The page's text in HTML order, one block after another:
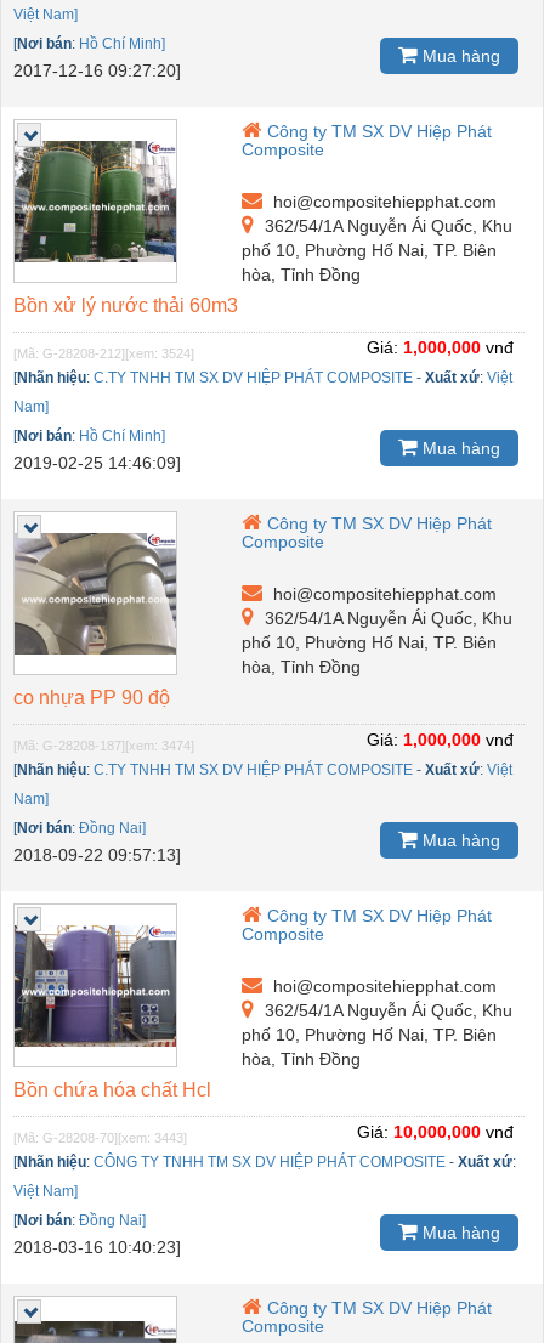
Việt Nam]
[Nơi bán: Hồ Chí Minh]
2017-12-16 09:27:20]
Mua hàng
Công ty TM SX DV Hiệp Phát
Composite
hoi@compositehiepphat.com
362/54/1A Nguyễn Ái Quốc, Khu
phố 10, Phường Hố Nai, TP. Biên
hòa, Tỉnh Đồng
Bồn xử lý nước thải 60m3
[Mã: G-28208-212] [xem: 3524]
[Nhãn hiệu: C.TY TNHH TM SX DV HIỆP PHÁT COMPOSITE - Xuất xứ: Việt
Nam]
[Nơi bán: Hồ Chí Minh]
2019-02-25 14:46:09]
Giá: 1,000,000 vnđ
Mua hàng
Công ty TM SX DV Hiệp Phát
Composite
hoi@compositehiepphat.com
362/54/1A Nguyễn Ái Quốc, Khu
phố 10, Phường Hố Nai, TP. Biên
hòa, Tỉnh Đồng
co nhựa PP 90 độ
[Mã: G-28208-187] [xem: 3474]
[Nhãn hiệu: C.TY TNHH TM SX DV HIỆP PHÁT COMPOSITE - Xuất xứ: Việt
Nam]
[Nơi bán: Đồng Nai]
2018-09-22 09:57:13]
Giá: 1,000,000 vnđ
Mua hàng
Công ty TM SX DV Hiệp Phát
Composite
hoi@compositehiepphat.com
362/54/1A Nguyễn Ái Quốc, Khu
phố 10, Phường Hố Nai, TP. Biên
hòa, Tỉnh Đồng
Bồn chứa hóa chất Hcl
[Mã: G-28208-70] [xem: 3443]
[Nhãn hiệu: CÔNG TY TNHH TM SX DV HIỆP PHÁT COMPOSITE - Xuất xứ:
Việt Nam]
[Nơi bán: Đồng Nai]
2018-03-16 10:40:23]
Giá: 10,000,000 vnđ
Mua hàng
Công ty TM SX DV Hiệp Phát
Composite